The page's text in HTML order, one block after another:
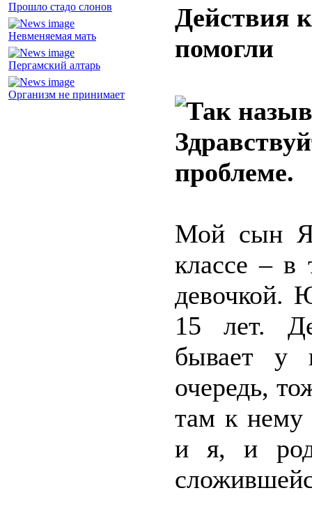
Прошло стадо слонов
Невменяемая мать
Пергамский алтарь
Организм не принимает
Действия
помогли
проблеме.
Мой сын
классе – в
девочкой.
15 лет.
бывает у
очередь,
там к нему
и я, и